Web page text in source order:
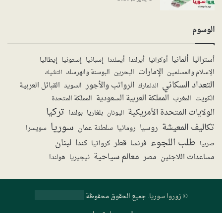
الوسوم
أستراليا ألمانيا أوكرانيا أيرلندا أيسلندا إسبانيا إستونيا إيطاليا
الإسلام والمسلمين الإمارات البحرين البوسنة والهرسك التشيك
التعداد السكاني الدنمارك الرواتب والأجور السويد القبائل العربية
الكويت المغرب المملكة العربية السعودية المملكة المتحدة
الولايات المتحدة الأمريكية اليونان بلغاريا بولندا تركيا
تكاليف المعيشة روسيا رومانيا سلطنة عمان سوريا سويسرا
صربيا طلب اللجوء فرنسا قطر كرواتيا كندا لبنان
مساعدات اللاجئين مصر معالم سياحية نيجيريا هولندا
©زوروا سوريا. جميع الحقوق محفوظة